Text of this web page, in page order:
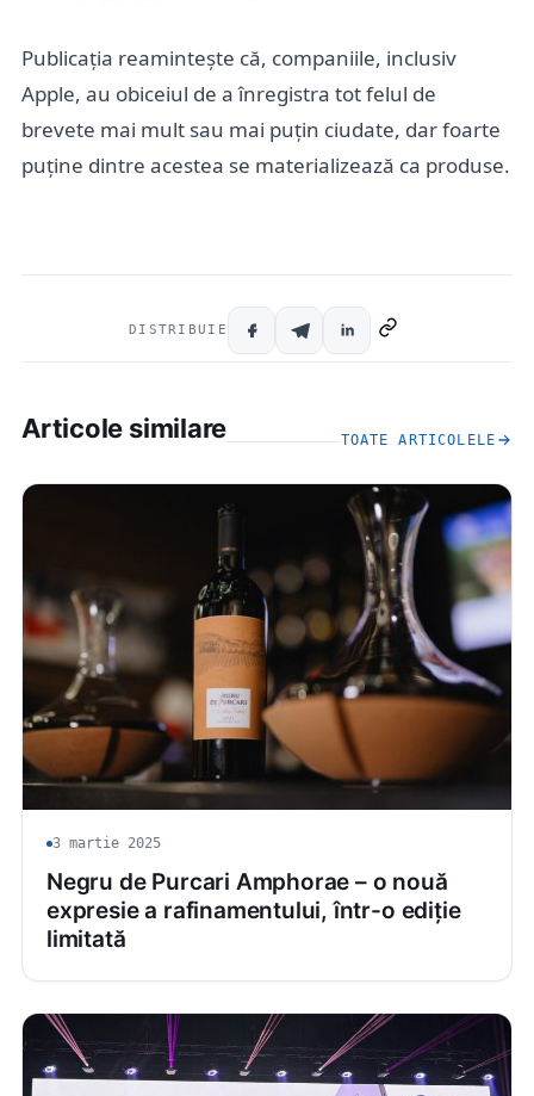
Publicația reamintește că, companiile, inclusiv
Apple, au obiceiul de a înregistra tot felul de
brevete mai mult sau mai puțin ciudate, dar foarte
puține dintre acestea se materializează ca produse.
DISTRIBUIE
Articole similare TOATE ARTICOLELE
3 martie 2025
Negru de Purcari Amphorae – o nouă
expresie a rafinamentului, într-o ediție
limitată